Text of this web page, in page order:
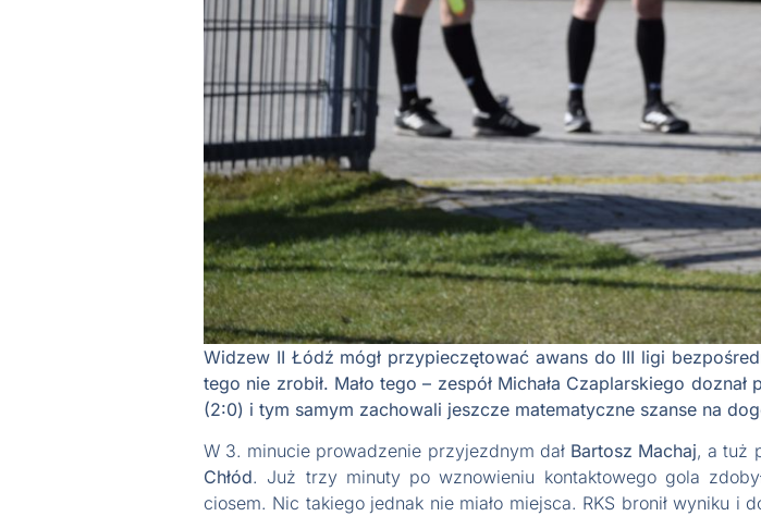
Widzew II Łódź mógł przypieczętować awans do III ligi
tego nie zrobił. Mało tego – zespół Michała Czaplarskiego
(2:0) i tym samym zachowali jeszcze matematyczne szanse na
W 3. minucie prowadzenie przyjezdnym dał Bartosz Machaj, a tuż
Chłód. Już trzy minuty po wznowieniu kontaktowego gola
ciosem. Nic takiego jednak nie miało miejsca. RKS bronił wyniku